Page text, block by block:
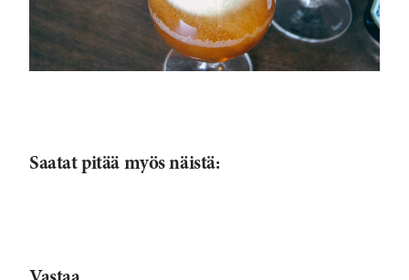
Saatat pitää myös näistä: